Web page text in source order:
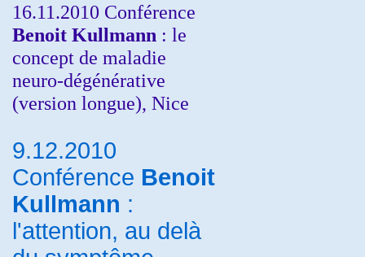
16.11.2010 Conférence
Benoit Kullmann : le
concept de maladie
neuro-dégénérative
(version longue), Nice
9.12.2010
Conférence Benoit
Kullmann :
l'attention, au delà